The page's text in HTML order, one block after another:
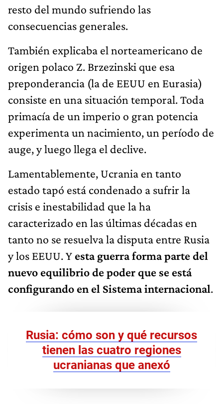
resto del mundo sufriendo las
consecuencias generales.
También explicaba el norteamericano de
origen polaco Z. Brzezinski que esa
preponderancia (la de EEUU en Eurasia)
consiste en una situación temporal. Toda
primacía de un imperio o gran potencia
experimenta un nacimiento, un período de
auge, y luego llega el declive.
Lamentablemente, Ucrania en tanto
estado tapó está condenado a sufrir la
crisis e inestabilidad que la ha
caracterizado en las últimas décadas en
tanto no se resuelva la disputa entre Rusia
y los EEUU. Y esta guerra forma parte del
nuevo equilibrio de poder que se está
configurando en el Sistema internacional.
Rusia: cómo son y qué recursos
tienen las cuatro regiones
ucranianas que anexó